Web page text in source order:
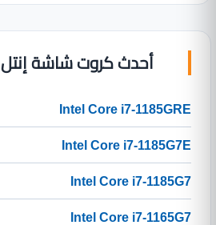
أحدث كروت شاشة إنتل
Intel Core i7-1185GRE
Intel Core i7-1185G7E
Intel Core i7-1185G7
Intel Core i7-1165G7